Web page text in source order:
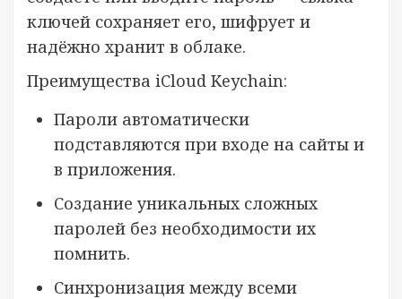
ключей сохраняет его, шифрует и
надёжно хранит в облаке.
Преимущества iCloud Keychain:
Пароли автоматически
подставляются при входе на сайты и
в приложения.
Создание уникальных сложных
паролей без необходимости их
помнить.
Синхронизация между всеми